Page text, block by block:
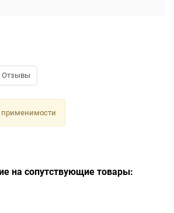
Отзывы
на сопутствующие товары: